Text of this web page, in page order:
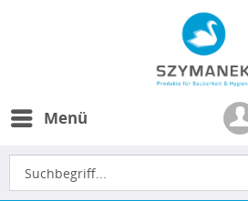
Menü